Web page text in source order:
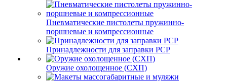
Пневматические пистолеты пружинно-
поршневые и компрессионные
Принадлежности для заправки PCP
Оружие охолощенное (СХП)